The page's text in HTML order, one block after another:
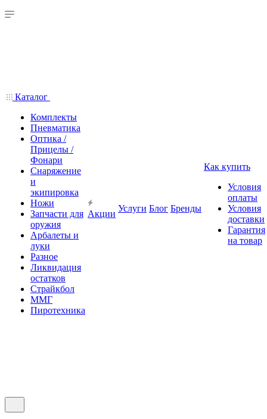
Каталог
Комплекты
Пневматика
Оптика /
Прицелы /
Фонари
Снаряжение
и
экипировка
Ножи
Запчасти для
оружия
Арбалеты и
луки
Разное
Ликвидация
остатков
Страйкбол
ММГ
Пиротехника
Акции
Услуги Блог Бренды
Как купить
Условия
оплаты
Условия
доставки
Гарантия
на товар